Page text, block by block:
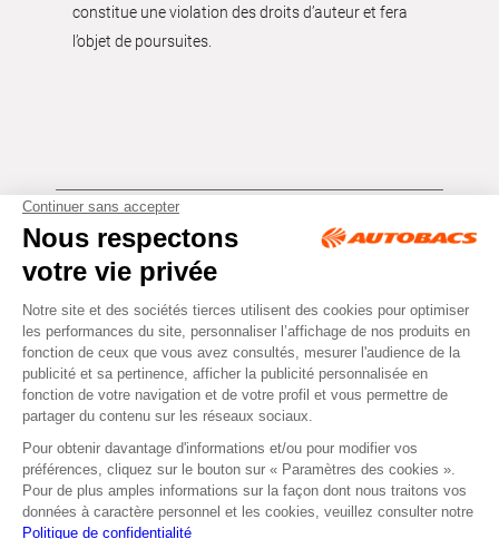
constitue une violation des droits d’auteur et fera
l’objet de poursuites.
Tous droits réservés © Autobacs
Mentions légales RGPD
Cookies CGV
Facebook Instagram